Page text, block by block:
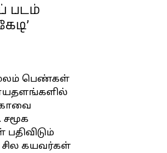
படம்
பெண்கள்
சில கயவர்கள்